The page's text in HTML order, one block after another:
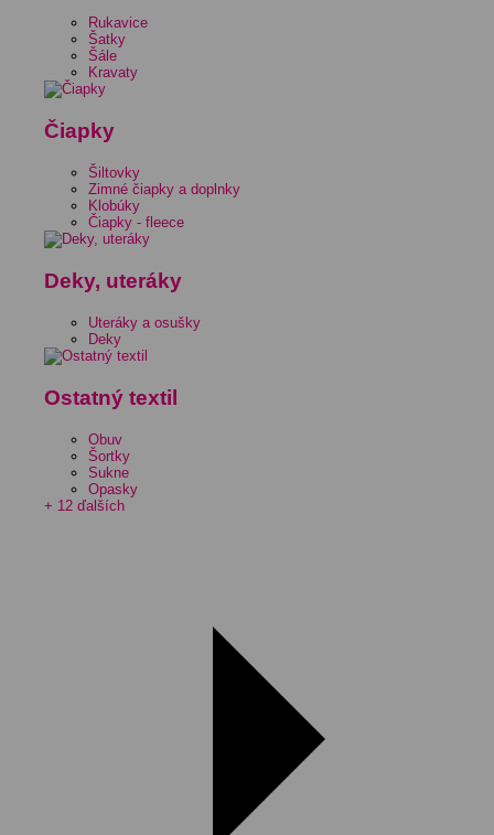
Rukavice
Šatky
Šále
Kravaty
Čiapky
Šiltovky
Zimné čiapky a doplnky
Klobúky
Čiapky - fleece
Deky, uteráky
Uteráky a osušky
Deky
Ostatný textil
Obuv
Šortky
Sukne
Opasky
+ 12 ďalších